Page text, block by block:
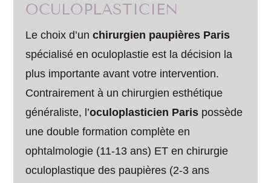
OCULOPLASTICIEN
Le choix d’unchirurgien paupières Paris
spécialisé en oculoplastie est la décision la
plus importante avant votre intervention.
Contrairement à un chirurgien esthétique
généraliste, l’oculoplasticien Paris possède
une double formation complète en
ophtalmologie (11-13 ans) ET en chirurgie
oculoplastique des paupières (2-3 ans